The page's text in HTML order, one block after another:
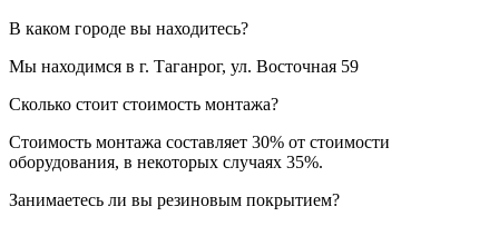
В каком городе вы находитесь?
Мы находимся в г. Таганрог, ул. Восточная 59
Сколько стоит стоимость монтажа?
Стоимость монтажа составляет 30% от стоимости
оборудования, в некоторых случаях 35%.
Занимаетесь ли вы резиновым покрытием?